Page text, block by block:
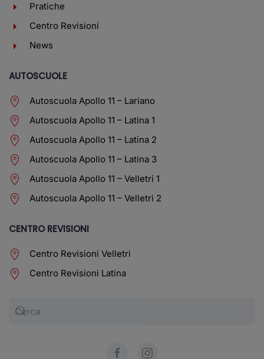
Pratiche
Centro Revisioni
News
AUTOSCUOLE
Autoscuola Apollo 11 – Lariano
Autoscuola Apollo 11 – Latina 1
Autoscuola Apollo 11 – Latina 2
Autoscuola Apollo 11 – Latina 3
Autoscuola Apollo 11 – Velletri 1
Autoscuola Apollo 11 – Velletri 2
CENTRO REVISIONI
Centro Revisioni Velletri
Centro Revisioni Latina